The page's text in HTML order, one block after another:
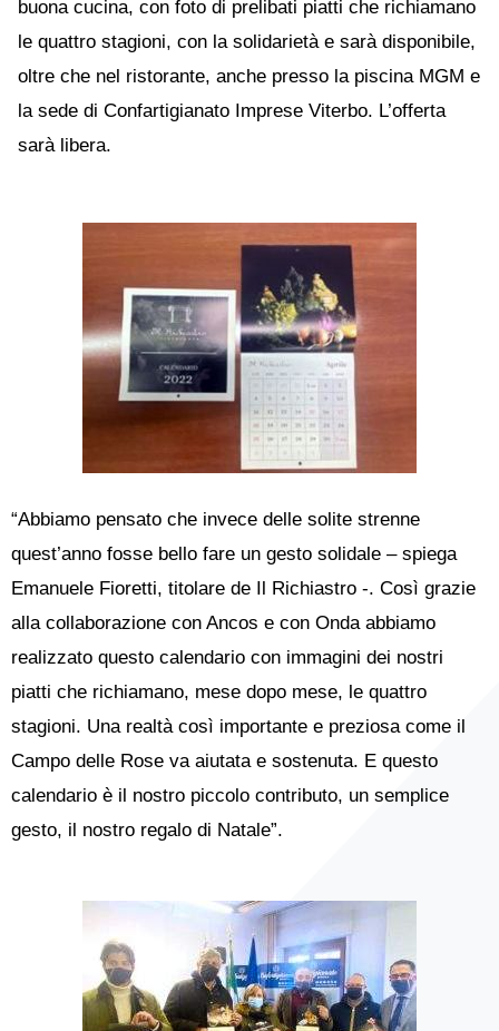
buona cucina, con foto di prelibati piatti che richiamano
le quattro stagioni, con la solidarietà e sarà disponibile,
oltre che nel ristorante, anche presso la piscina MGM e
la sede di Confartigianato Imprese Viterbo. L’offerta
sarà libera.
“Abbiamo pensato che invece delle solite strenne
quest’anno fosse bello fare un gesto solidale – spiega
Emanuele Fioretti, titolare de Il Richiastro -. Così grazie
alla collaborazione con Ancos e con Onda abbiamo
realizzato questo calendario con immagini dei nostri
piatti che richiamano, mese dopo mese, le quattro
stagioni. Una realtà così importante e preziosa come il
Campo delle Rose va aiutata e sostenuta. E questo
calendario è il nostro piccolo contributo, un semplice
gesto, il nostro regalo di Natale”.